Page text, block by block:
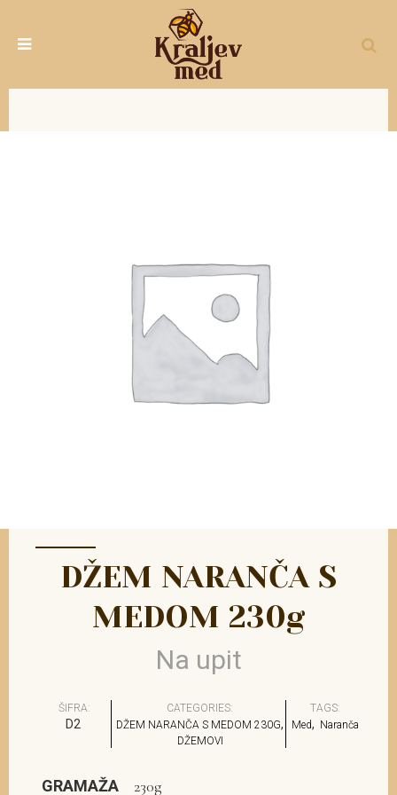
DŽEM NARANČA S
MEDOM 230g
Na upit
ŠIFRA:
D2
CATEGORIES:
DŽEM NARANČA S MEDOM 230G,
DŽEMOVI
TAGS:
Med, Naranča
GRAMAŽA 230g